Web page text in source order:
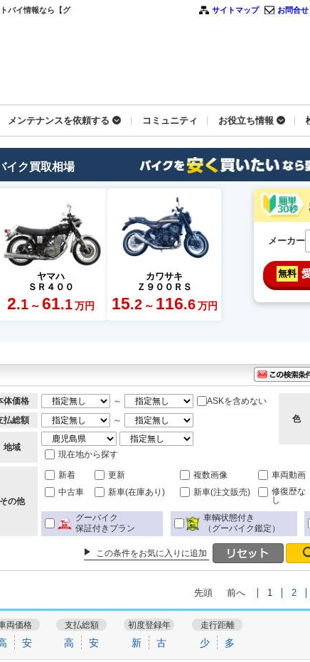
バイ情報なら【グ
サイトマップ お問合せ
メンテナンスを依頼する コミュニティ お役立ち情報
イク買取相場
ヤマハ
ＳＲ４００
2.1 ～ 61.1 万円
カワサキ
Ｚ９００ＲＳ
15.2 ～ 116.6 万円
メーカー
無料
体価格 ～
ASKを含めない
払総額
～
地域
現在地から探す
色
その他
新着 更新 複数画像 車両動画
中古車
新車(在庫あり) 新車(注文販売)
修復歴な
し
グーバイク
保証付きプラン
車輌状態付き
（グーバイク鑑定）
この条件をお気に入りに追加
先頭 前へ 1 2
両価格
安
支払総額
高 安
初度登録年
新 古
走行距離
少 多